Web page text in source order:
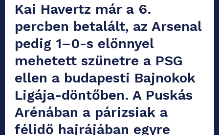
Kai Havertz már a 6.
percben betalált, az Arsenal
pedig 1–0-s előnnyel
mehetett szünetre a PSG
ellen a budapesti Bajnokok
Ligája-döntőben. A Puskás
Arénában a párizsiak a
félidő hajrájában egyre